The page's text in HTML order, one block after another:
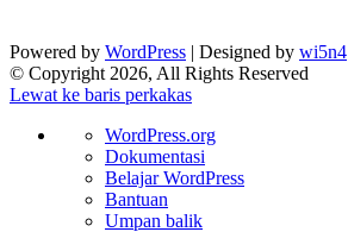
Powered by WordPress | Designed by wi5n4
© Copyright 2026, All Rights Reserved
Lewat ke baris perkakas
Tentang
WordPress
WordPress.org
Dokumentasi
Belajar WordPress
Bantuan
Umpan balik